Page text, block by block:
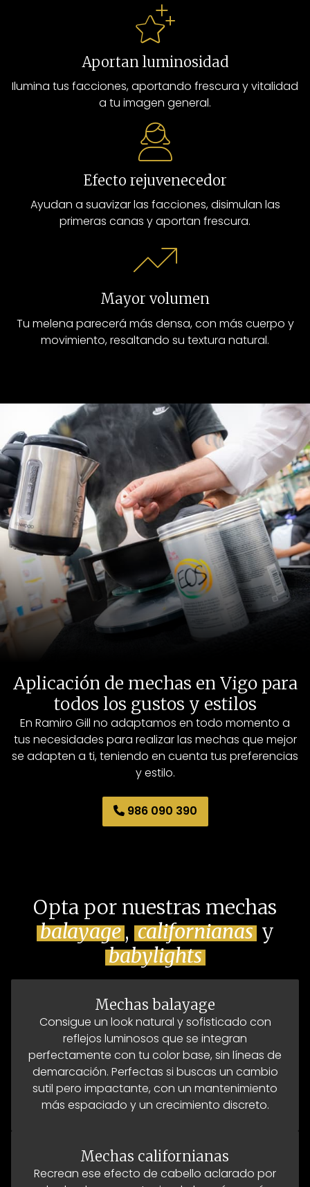
Aportan luminosidad
Ilumina tus facciones, aportando frescura y vitalidad
a tu imagen general.
Efecto rejuvenecedor
Ayudan a suavizar las facciones, disimulan las
primeras canas y aportan frescura.
Mayor volumen
Tu melena parecerá más densa, con más cuerpo y
movimiento, resaltando su textura natural.
Aplicación de mechas en Vigo para
todos los gustos y estilos
En Ramiro Gill no adaptamos en todo momento a
tus necesidades para realizar las mechas que mejor
se adapten a ti, teniendo en cuenta tus preferencias
y estilo.
986 090 390
Opta por nuestras mechas
balayage, californianasy
babylights
Mechas balayage
Consigue un look natural y sofisticado con
reflejos luminosos que se integran
perfectamente con tu color base, sin líneas de
demarcación. Perfectas si buscas un cambio
sutil pero impactante, con un mantenimiento
más espaciado y un crecimiento discreto.
Mechas californianas
Recrean ese efecto de cabello aclarado por